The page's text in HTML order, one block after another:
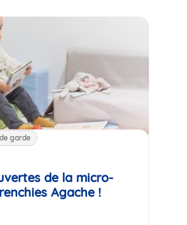
garde
de la micro-
Agache !